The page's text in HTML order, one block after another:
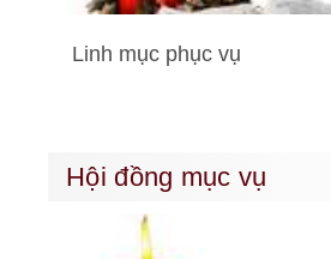
Linh mục phục vụ
Hội đồng mục vụ